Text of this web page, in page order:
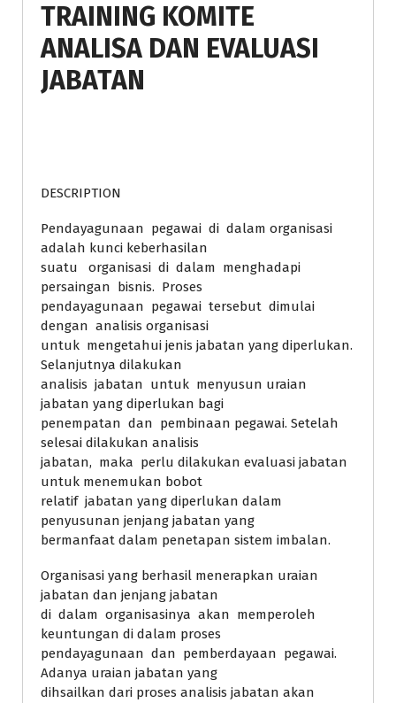
TRAINING KOMITE
ANALISA DAN EVALUASI
JABATAN
DESCRIPTION
Pendayagunaan pegawai di dalam organisasi
adalah kunci keberhasilan
suatu organisasi di dalam menghadapi
persaingan bisnis. Proses
pendayagunaan pegawai tersebut dimulai
dengan analisis organisasi
untuk mengetahui jenis jabatan yang diperlukan.
Selanjutnya dilakukan
analisis jabatan untuk menyusun uraian
jabatan yang diperlukan bagi
penempatan dan pembinaan pegawai. Setelah
selesai dilakukan analisis
jabatan, maka perlu dilakukan evaluasi jabatan
untuk menemukan bobot
relatif jabatan yang diperlukan dalam
penyusunan jenjang jabatan yang
bermanfaat dalam penetapan sistem imbalan.
Organisasi yang berhasil menerapkan uraian
jabatan dan jenjang jabatan
di dalam organisasinya akan memperoleh
keuntungan di dalam proses
pendayagunaan dan pemberdayaan pegawai.
Adanya uraian jabatan yang
dihsailkan dari proses analisis jabatan akan